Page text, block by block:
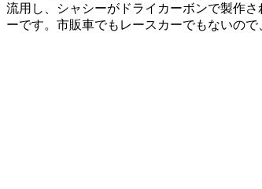
流用し、シャシーがドライカーボンで製作
ーです。市販車でもレースカーでもないの